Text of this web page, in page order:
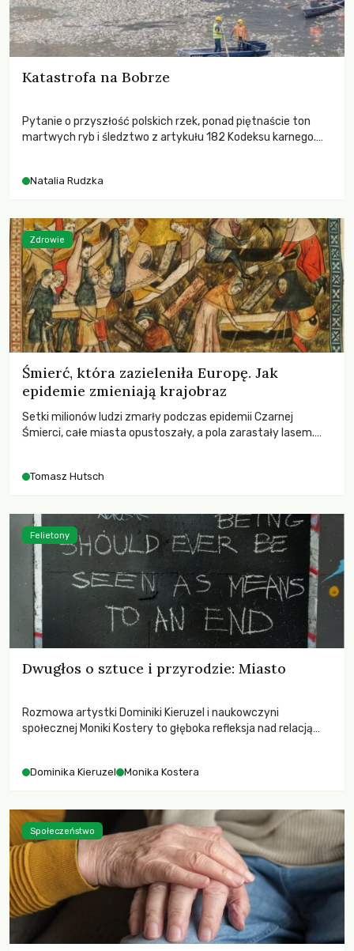
Katastrofa na Bobrze
Pytanie o przyszłość polskich rzek, ponad piętnaście ton
martwych ryb i śledztwo z artykułu 182 Kodeksu karnego.
zdarzeń prowadzących do biologicznej śmierci rzeki.
Natalia Rudzka
Śmierć, która zazieleniła Europę. Jak
epidemie zmieniają krajobraz
Setki milionów ludzi zmarły podczas epidemii Czarnej
Śmierci, całe miasta opustoszały, a pola zarastały lasem.
największych katastrof w swoich dziejach.
Tomasz Hutsch
Zdrowie
Dwugłos o sztuce i przyrodzie: Miasto
Rozmowa artystki Dominiki Kieruzel i naukowczyni
społecznej Moniki Kostery to głęboka refleksja nad relacją
Dominika Kieruzel Monika Kostera
Felietony
Społeczeństwo